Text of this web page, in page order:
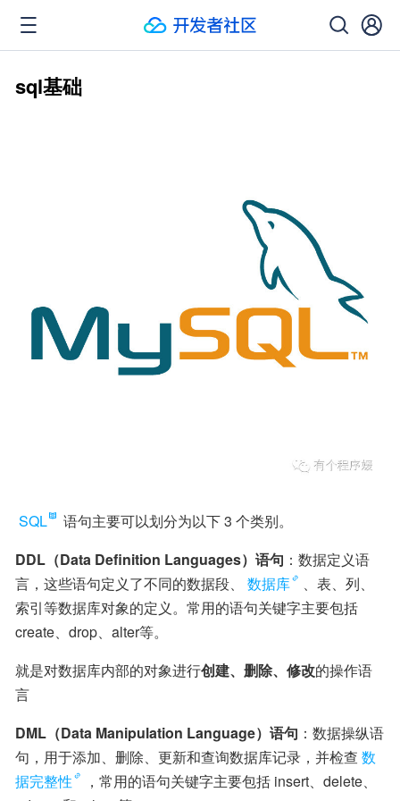
sql基础
SQL
语句主要可以划分为以下 3 个类别。
DDL（Data Definition Languages）语句 ：数据定义语
言，这些语句定义了不同的数据段、
数据库
、表、列、
索引等数据库对象的定义。常用的语句关键字主要包括
create、drop、alter等。
就是对数据库内部的对象进行创建、删除、修改的操作语
言
DML（Data Manipulation Language）语句 ：数据操纵语
句，用于添加、删除、更新和查询数据库记录，并检查 数
据完整性
，常用的语句关键字主要包括 insert、delete、